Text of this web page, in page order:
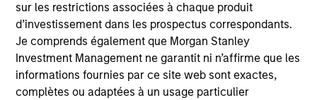
sur les restrictions associées à chaque produit
d’investissement dans les prospectus correspondants.
Je comprends également que Morgan Stanley
Investment Management ne garantit ni n’affirme que les
informations fournies par ce site web sont exactes,
complètes ou adaptées à un usage particulier
Global Emerging Markets Equity Strategy
Core portfolio of quality growth companies,
integrating global thematics and country